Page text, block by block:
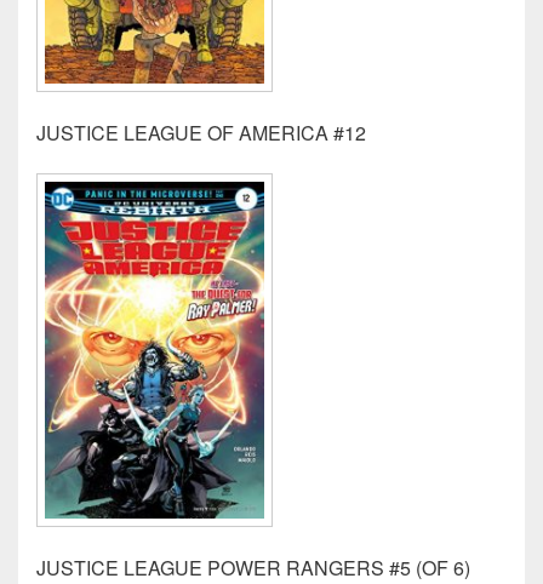
JUSTICE LEAGUE OF AMERICA #12
JUSTICE LEAGUE POWER RANGERS #5 (OF 6)